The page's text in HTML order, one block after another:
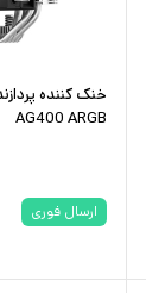
خنک کننده
AG400 ARGB
ارسال فوری